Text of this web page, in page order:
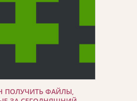
ПОЛУЧИТЬ ФАЙЛЫ,